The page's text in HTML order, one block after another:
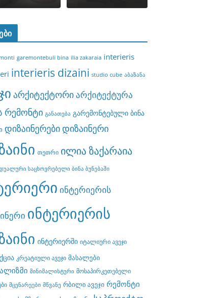
garemontebuli bina ilia zakaraia interieris
interieris dizaini studio cube აბაზანა
არქიტექტორიარქიტექტურა
რემონტი განათება გარემონტებული ბინა
დიზაინერებიდიზაინერი
თეთრი ილია ზაქარაია
საცხოვრებელი ბინა ბუნებაში
ინტერიერის
ინტერიერის
ინტერიერში იტალიური ავეჯი
კრეატიული ავეჯი მასალები
მინიმალისტური მოსაპირკეთებელი
მცენარეები მწვანე რბილი ავეჯი რემონტი